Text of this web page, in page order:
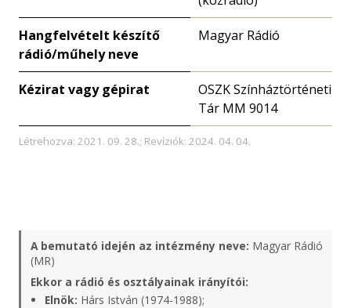
Hangfelvételt készítő
rádió/műhely neve
Magyar Rádió
Kézirat vagy gépirat
OSZK Színháztörténeti
Tár MM 9014
Létrehozva: 2021. 09. 28.; Revíziók: 2024. 04. 04.
A bemutató idején az intézmény neve: Magyar Rádió
(MR)
Ekkor a rádió és osztályainak irányítói:
Elnök: Hárs István (1974-1988);